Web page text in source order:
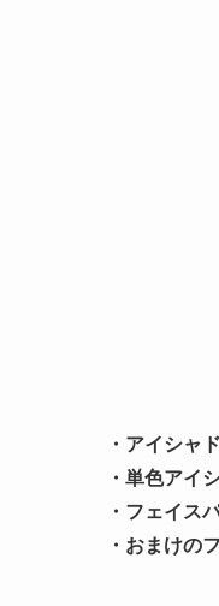
・アイシャ
・単色アイ
・フェイス
・おまけの